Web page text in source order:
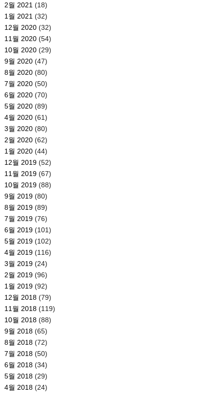
2월 2021 (18)
1월 2021 (32)
12월 2020(32)
11월 2020(54)
10월 2020(29)
9월 2020(47)
8월 2020(80)
7월 2020(50)
6월 2020(70)
5월 2020(89)
4월 2020(61)
3월 2020(80)
2월 2020(62)
1월 2020(44)
12월 2019(52)
11월 2019(67)
10월 2019(88)
9월 2019(80)
8월 2019(89)
7월 2019(76)
6월 2019(101)
5월 2019(102)
4월 2019(116)
3월 2019(24)
2월 2019(96)
1월 2019(92)
12월 2018(79)
11월 2018(119)
10월 2018(88)
9월 2018(65)
8월 2018(72)
7월 2018(50)
6월 2018(34)
5월 2018(29)
4월 2018(24)